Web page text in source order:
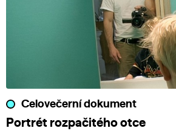
Celovečerní dokument
Portrét rozpačitého otce